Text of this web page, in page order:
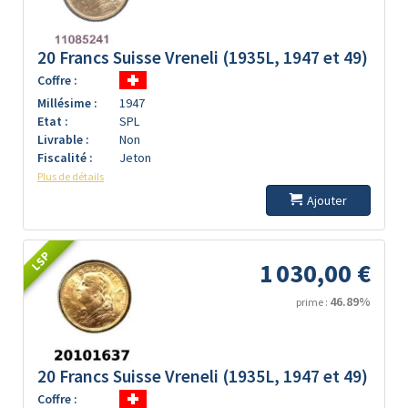
20 Francs Suisse Vreneli (1935L, 1947 et 49)
Coffre :
Millésime :
1947
Etat :
SPL
Livrable :
Non
Fiscalité :
Jeton
Plus de détails
Ajouter
LSP 1 030,00 €
prime : 46.89%
20 Francs Suisse Vreneli (1935L, 1947 et 49)
Coffre :